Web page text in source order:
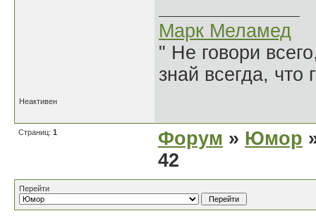
Марк Меламед
" Не говори
знай всегда, что
Неактивен
Страниц: 1 Форум » Юмор
42
Перейти